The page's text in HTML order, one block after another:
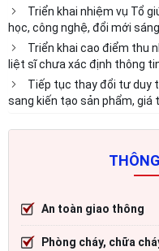
Triển khai nhiệm vụ Tổ
học, công nghệ, đổi mới
Triển khai cao điểm thu
liệt sĩ chưa xác định thông
Tiếp tục thay đổi tư duy
sang kiến tạo sản phẩm, giá
An toàn giao thông
Phòng cháy, chữa